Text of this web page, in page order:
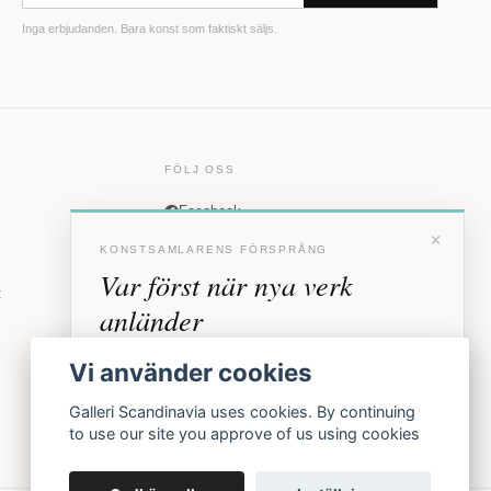
Inga erbjudanden. Bara konst som faktiskt säljs.
FÖLJ OSS
Facebook
×
KONSTSAMLARENS FÖRSPRÅNG
Var först när nya verk
anländer
Förhandstillgång till nya verk och personliga
inbjudningar till vernissage, innan vi annonserar
offentligt.
Vi använder cookies
Galleri Scandinavia uses cookies. By continuing
to use our site you approve of us using cookies